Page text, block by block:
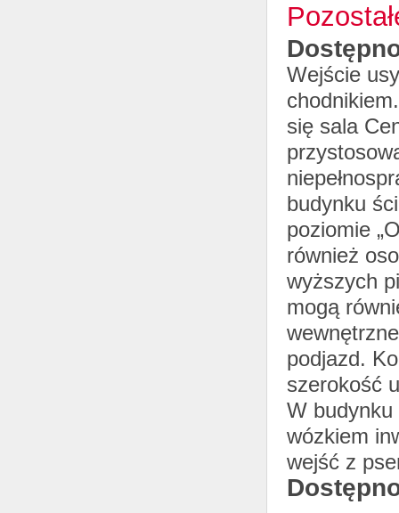
Wejście
się sala
budynku
poziomie
również
wyższych
mogą
podjazd.
szerokość
W budynku
wózkiem
wejść z